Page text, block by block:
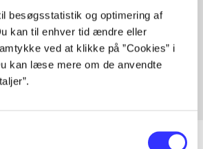
besøgsstatistik og optimering af
kan til enhver tid ændre eller
ved at klikke på ”Cookies” i
kan læse mere om de anvendte
emner